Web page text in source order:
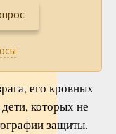
его кровных
которых не
защиты.